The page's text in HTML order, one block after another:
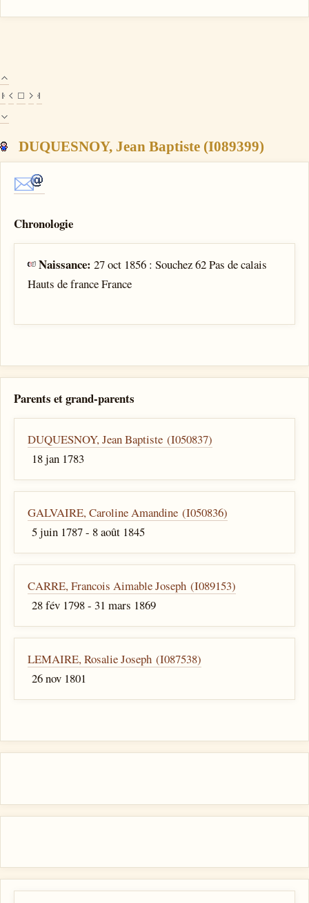
DUQUESNOY, Jean Baptiste (I089399)
Chronologie
Naissance:27 oct 1856 : Souchez 62 Pas de calais
Hauts de france France
Parents et grand-parents
DUQUESNOY, Jean Baptiste (I050837)
18 jan 1783
GALVAIRE, Caroline Amandine (I050836)
5 juin 1787 - 8 août 1845
CARRE, Francois Aimable Joseph (I089153)
28 fév 1798 - 31 mars 1869
LEMAIRE, Rosalie Joseph (I087538)
26 nov 1801